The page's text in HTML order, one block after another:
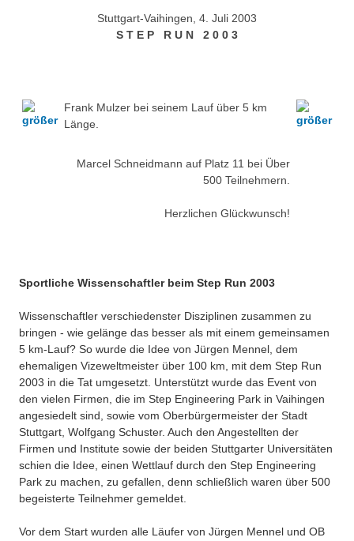
Stuttgart-Vaihingen, 4. Juli 2003
S T E P R U N 2 0 0 3
Frank Mulzer bei seinem Lauf über 5 km
Länge.
Marcel Schneidmann auf Platz 11 bei Über
500 Teilnehmern.
Herzlichen Glückwunsch!
Sportliche Wissenschaftler beim Step Run 2003
Wissenschaftler verschiedenster Disziplinen zusammen zu
bringen - wie gelänge das besser als mit einem gemeinsamen
5 km-Lauf? So wurde die Idee von Jürgen Mennel, dem
ehemaligen Vizeweltmeister über 100 km, mit dem Step Run
2003 in die Tat umgesetzt. Unterstützt wurde das Event von
den vielen Firmen, die im Step Engineering Park in Vaihingen
angesiedelt sind, sowie vom Oberbürgermeister der Stadt
Stuttgart, Wolfgang Schuster. Auch den Angestellten der
Firmen und Institute sowie der beiden Stuttgarter Universitäten
schien die Idee, einen Wettlauf durch den Step Engineering
Park zu machen, zu gefallen, denn schließlich waren über 500
begeisterte Teilnehmer gemeldet.
Vor dem Start wurden alle Läufer von Jürgen Mennel und OB